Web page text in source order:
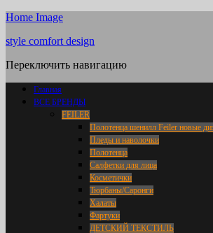
Home Image
style comfort design
Переключить навигацию
Главная
ВСЕ БРЕНДЫ
FEILER
Полотенца шенилл Feiler новые
Пледы и наволочки
Полотенца
Салфетки для лица
Косметички
Тюрбаны/Саронги
Халаты
Фартуки
ДЕТСКИЙ ТЕКСТИЛЬ